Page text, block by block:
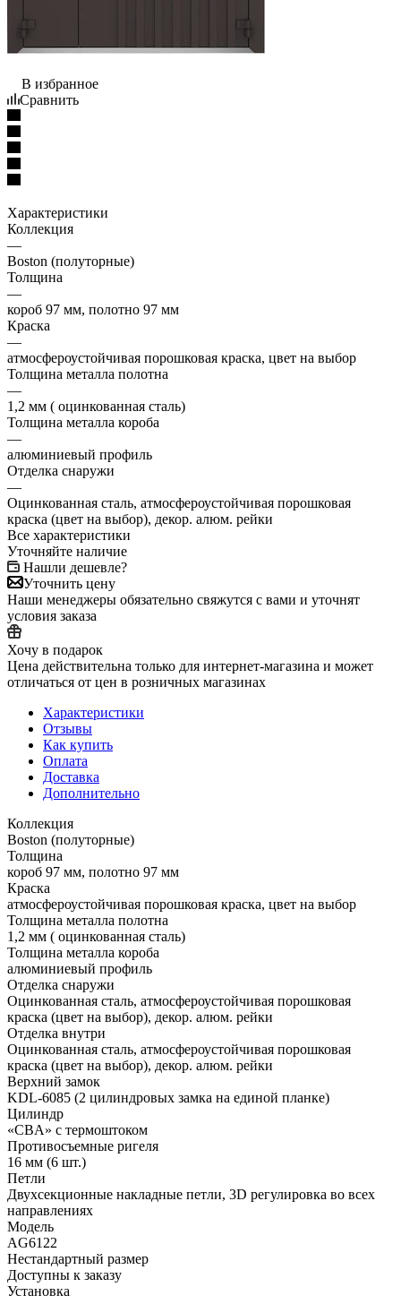
В избранное
Сравнить
Характеристики
Коллекция
—
Boston (полуторные)
Толщина
—
короб 97 мм, полотно 97 мм
Краска
—
атмосфероустойчивая порошковая краска, цвет на выбор
Толщина металла полотна
—
1,2 мм ( оцинкованная сталь)
Толщина металла короба
—
алюминиевый профиль
Отделка снаружи
—
Оцинкованная сталь, атмосфероустойчивая порошковая
краска (цвет на выбор), декор. алюм. рейки
Все характеристики
Уточняйте наличие
Нашли дешевле?
Уточнить цену
Наши менеджеры обязательно свяжутся с вами и уточнят
условия заказа
Хочу в подарок
Цена действительна только для интернет-магазина и может
отличаться от цен в розничных магазинах
Характеристики
Отзывы
Как купить
Оплата
Доставка
Дополнительно
Коллекция
Boston (полуторные)
Толщина
короб 97 мм, полотно 97 мм
Краска
атмосфероустойчивая порошковая краска, цвет на выбор
Толщина металла полотна
1,2 мм ( оцинкованная сталь)
Толщина металла короба
алюминиевый профиль
Отделка снаружи
Оцинкованная сталь, атмосфероустойчивая порошковая
краска (цвет на выбор), декор. алюм. рейки
Отделка внутри
Оцинкованная сталь, атмосфероустойчивая порошковая
краска (цвет на выбор), декор. алюм. рейки
Верхний замок
KDL-6085 (2 цилиндровых замка на единой планке)
Цилиндр
«CBA» с термоштоком
Противосъемные ригеля
16 мм (6 шт.)
Петли
Двухсекционные накладные петли, 3D регулировка во всех
направлениях
Модель
AG6122
Нестандартный размер
Доступны к заказу
Установка